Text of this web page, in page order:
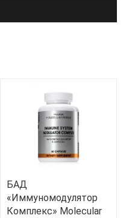
БАД
«Иммуномодулятор
Комплекс» Molecular